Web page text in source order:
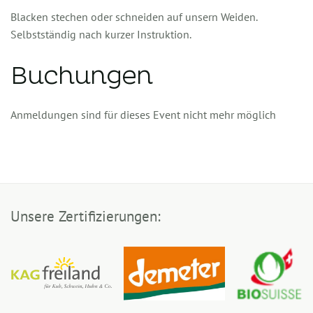
Blacken stechen oder schneiden auf unsern Weiden.
Selbstständig nach kurzer Instruktion.
Buchungen
Anmeldungen sind für dieses Event nicht mehr möglich
Unsere Zertifizierungen: